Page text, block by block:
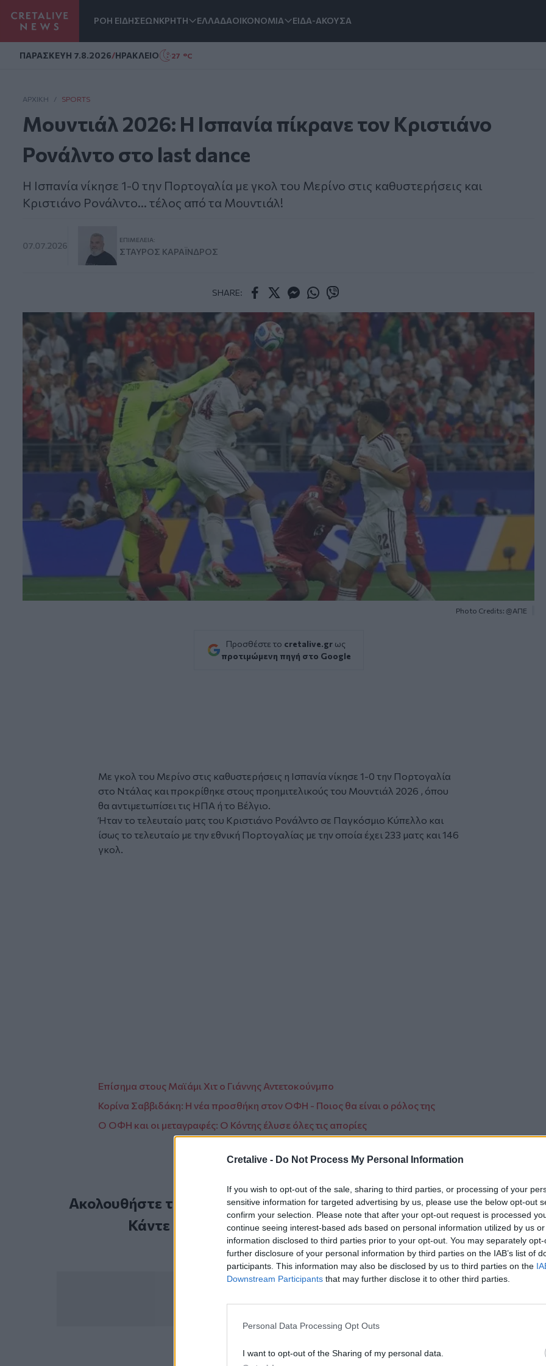
Cretalive - Do Not Process My Personal Information
If you wish to opt-out of the sale, sharing to third parties, or processing of your
sensitive information for targeted advertising by us, please use the below opt-out
confirm your selection. Please note that after your opt-out request is processed
continue seeing interest-based ads based on personal information utilized by us
information disclosed to third parties prior to your opt-out. You may separately
further disclosure of your personal information by third parties on the IAB’s list of
participants. This information may also be disclosed by us to third parties on the
Downstream Participants that may further disclose it to other third parties.
Personal Data Processing Opt Outs
I want to opt-out of the Sharing of my personal data.
ΡΟΗ ΕΙΔΗΣΕΩΝΚΡΗΤΗ ΕΛΛΑΔΑΟΙΚΟΝΟΜΙΑ ΕΙΔΑ-ΑΚΟΥΣΑ
ΠΑΡΑΣΚΕΥΗ 7.8.2026/ΗΡΑΚΛΕΙΟ 27 °C
ΑΡΧΙΚΗ / SPORTS
Μουντιάλ 2026: Η Ισπανία πίκρανε τον Κριστιάνο
Ρονάλντο στο last dance
Η Ισπανία νίκησε 1-0 την Πορτογαλία με γκολ του Μερίνο στις καθυστερήσεις και
Κριστιάνο Ρονάλντο… τέλος από τα Μουντιάλ!
07.07.2026
ΕΠΙΜΈΛΕΙΑ:
ΣΤΑΎΡΟΣ ΚΑΡΑΪ́ΝΔΡΟΣ
SHARE:
Photo Credits: @ΑΠΕ
Προσθέστε το cretalive.gr ως
προτιμώμενη πηγή στο Google
Με γκολ του Μερίνο στις καθυστερήσεις η Ισπανία νίκησε 1-0 την Πορτογαλία
στο Ντάλας και προκρίθηκε στους προημιτελικούς του Μουντιάλ 2026 , όπου
θα αντιμετωπίσει τις ΗΠΑ ή το Βέλγιο.
Ήταν το τελευταίο ματς του Κριστιάνο Ρονάλντο σε Παγκόσμιο Κύπελλο και
ίσως το τελευταίο με την εθνική Πορτογαλίας με την οποία έχει 233 ματς και 146
γκολ.
Επίσημα στους Μαϊάμι Χιτ ο Γιάννης Αντετοκούνμπο
Κορίνα Σαββιδάκη: Η νέα προσθήκη στον ΟΦΗ - Ποιος θα είναι ο ρόλος της
Ο ΟΦΗ και οι μεταγραφές: Ο Κόντης έλυσε όλες τις απορίες
Ακολουθήστε το Cretalive στοGoogle Newsκαι στο Facebook
Κάντε εγγραφή στο κανάλι μας στοYouTube
ΣΧΕΤΙΚΆ TAGS